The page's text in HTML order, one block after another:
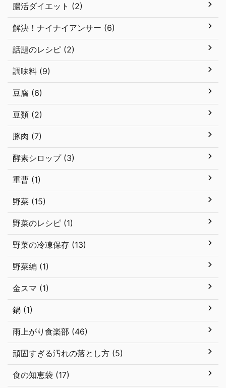
腸活ダイエット (2)
解決！ナイナイアンサー (6)
話題のレシピ (2)
調味料 (9)
豆腐 (6)
豆類 (2)
豚肉 (7)
酵素シロップ (3)
重曹 (1)
野菜 (15)
野菜のレシピ (1)
野菜の冷凍保存 (13)
野菜編 (1)
金スマ (1)
鍋 (1)
雨上がり食楽部 (46)
頑固すぎる汚れの落とし方 (5)
食の知恵袋 (17)